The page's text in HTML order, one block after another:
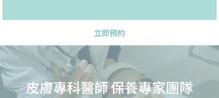
立即預約
皮膚專科醫師 保養專家團隊